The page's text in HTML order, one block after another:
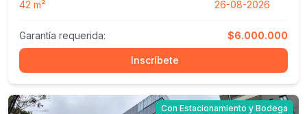
42 m² 26-08-2026
Garantía requerida: $6.000.000
Inscríbete
Con Estacionamiento y Bodega